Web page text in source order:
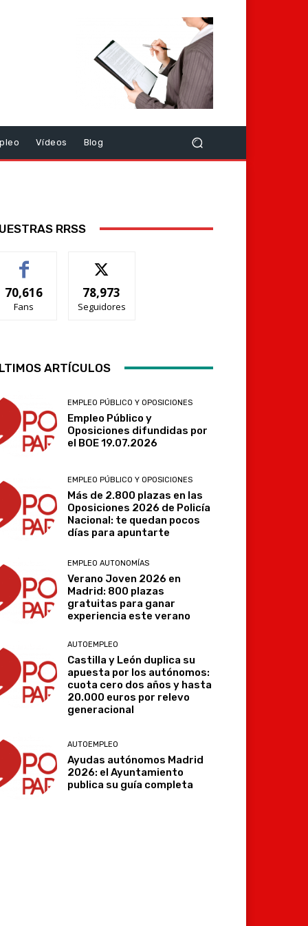
Vídeos Blog
RRSS
70,616
Fans
78,973
Seguidores
ARTÍCULOS
EMPLEO PÚBLICO Y OPOSICIONES
Empleo Público y
Oposiciones difundidas por
el BOE 19.07.2026
EMPLEO PÚBLICO Y OPOSICIONES
Más de 2.800 plazas en las
Oposiciones 2026 de Policía
Nacional: te quedan pocos
días para apuntarte
EMPLEO AUTONOMÍAS
Verano Joven 2026 en
Madrid: 800 plazas
gratuitas para ganar
experiencia este verano
AUTOEMPLEO
Castilla y León duplica su
apuesta por los autónomos:
cuota cero dos años y hasta
20.000 euros por relevo
generacional
AUTOEMPLEO
Ayudas autónomos Madrid
2026: el Ayuntamiento
publica su guía completa